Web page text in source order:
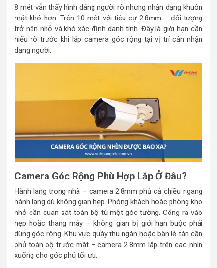
8 mét vẫn thấy hình dáng người rõ nhưng nhận dạng khuôn
mặt khó hơn. Trên 10 mét với tiêu cự 2.8mm – đối tượng
trở nên nhỏ và khó xác định danh tính. Đây là giới hạn cần
hiểu rõ trước khi lắp camera góc rộng tại vị trí cần nhận
dạng người.
Camera Góc Rộng Phù Hợp Lắp Ở Đâu?
Hành lang trong nhà – camera 2.8mm phủ cả chiều ngang
hành lang dù không gian hẹp. Phòng khách hoặc phòng kho
nhỏ cần quan sát toàn bộ từ một góc tường. Cổng ra vào
hẹp hoặc thang máy – không gian bị giới hạn buộc phải
dùng góc rộng. Khu vực quầy thu ngân hoặc bàn lễ tân cần
phủ toàn bộ trước mặt – camera 2.8mm lắp trên cao nhìn
xuống cho góc phủ tối ưu.